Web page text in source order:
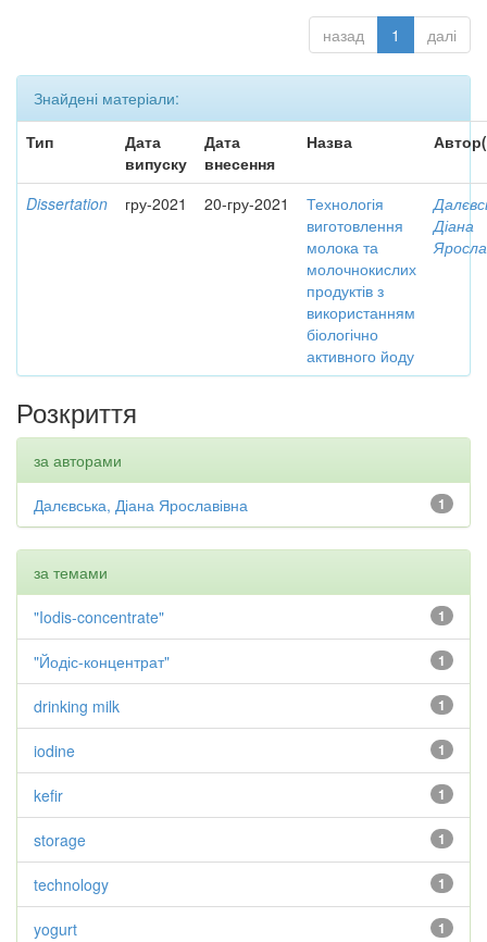
назад 1 далі
Знайдені матеріали:
Тип
Дата
випуску
Дата
внесення
Назва
Dissertation гру-2021 20-гру-2021
Технологія
виготовлення
молока та
молочнокислих
продуктів з
використанням
біологічно
активного йоду
Діана
Розкриття
за авторами
1
Далєвська, Діана Ярославівна
за темами
1
"Iodis-concentrate"
1
"Йодіс-концентрат"
1
drinking milk
1
iodine
1
kefir
1
storage
1
technology
1
yogurt